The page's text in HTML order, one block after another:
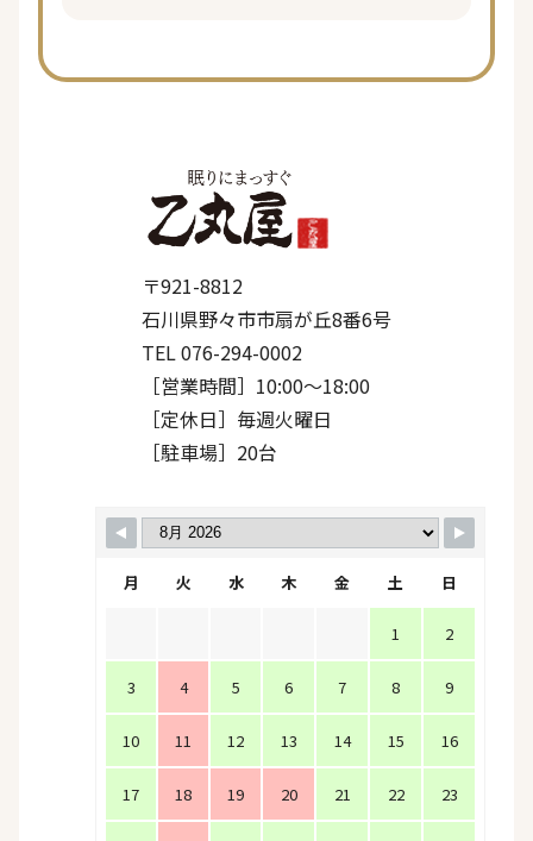
〒921-8812
石川県野々市市扇が丘8番6号
TEL 076-294-0002
［営業時間］10:00〜18:00
［定休日］毎週火曜日
［駐車場］20台
月 火 水 木 金 土 日
1 2
3 4 5 6 7 8 9
10 11 12 13 14 15 16
17 18 19 20 21 22 23